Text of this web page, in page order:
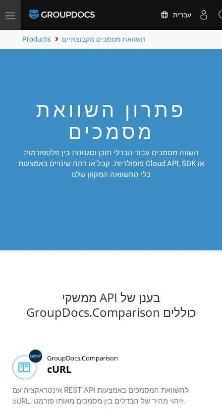
Toggle
עִברִית
Products השוואת מסמכים מקבוצתיים
פתרון השוואת
מסמכים
השווה מסמכים עבור הבדלי תוכן וסגנונות בין פלטפורמות
פופולריות. קבל או דחה שינויים באמצעות Cloud API, SDK או
כלי ההשוואה המקוון שלנו
ממשקי API בענן של
GroupDocs.Comparison כוללים
GroupDocs.Comparison
cURL
אינטראקציה עם REST API להשוואת המסמכים באמצעות
cURL. זיהוי מהיר של הבדלים בין מסמכים מאותו פורמט.